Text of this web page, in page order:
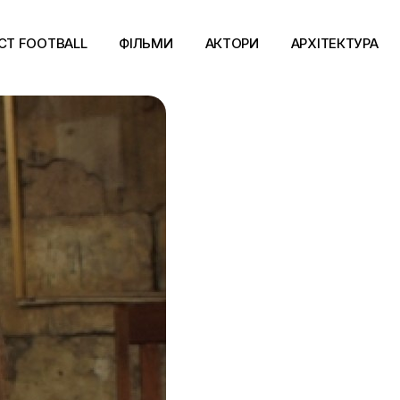
FOOTBALL ФІЛЬМИ АКТОРИ АРХІТЕКТУРА